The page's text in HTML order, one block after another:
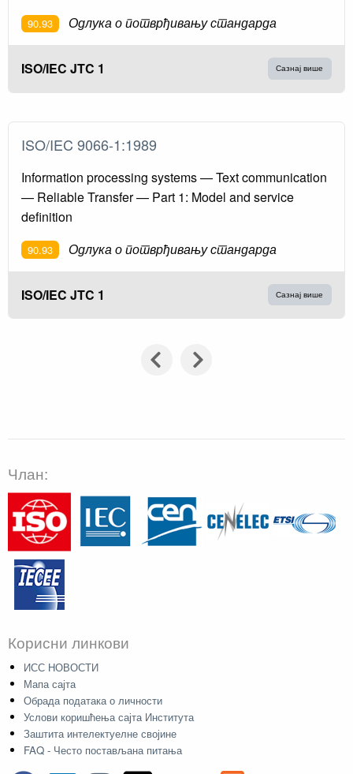
90.93 Одлука о потврђивању стандарда
ISO/IEC JTC 1 Сазнај више
ISO/IEC 9066-1:1989
Information processing systems — Text communication
— Reliable Transfer — Part 1: Model and service
definition
90.93 Одлука о потврђивању стандарда
ISO/IEC JTC 1 Сазнај више
Члан:
Корисни линкови
ИСС НОВОСТИ
Мапа сајта
Обрада података о личности
Услови коришћења сајта Института
Заштита интелектуелне својине
FAQ - Често постављана питања